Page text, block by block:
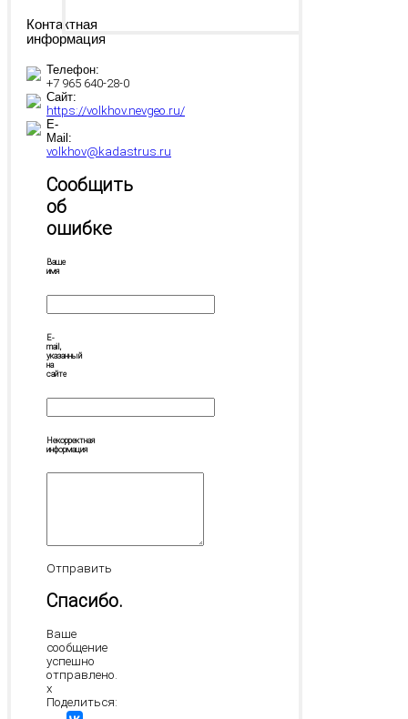
Контактная
информация
Телефон:
+7 965 640‑28‑0
Сайт:
https://volkhov.nevgeo.ru/
E-
Mail:
volkhov@kadastrus.ru
Сообщить
об
ошибке
Ваше
имя
E-
mail,
указанный
на
сайте
Некорректная
информация
Отправить
Спасибо.
Ваше
сообщение
успешно
отправлено.
x
Поделиться: